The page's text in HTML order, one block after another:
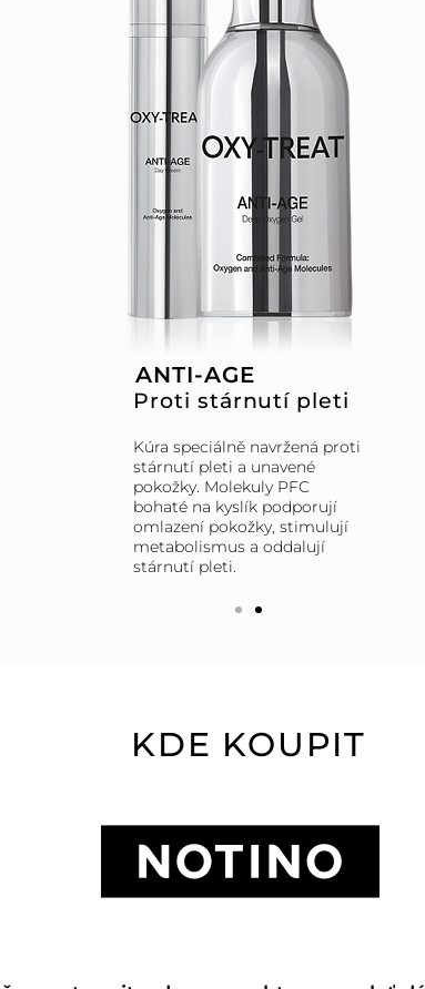
ANTI-AGE
Proti stárnutí pleti
Kúra speciálně navržená proti
stárnutí pleti a unavené
pokožky. Molekuly PFC
bohaté na kyslík podporují
omlazení pokožky, stimulují
metabolismus a oddalují
stárnutí pleti.
KDE KOUPIT